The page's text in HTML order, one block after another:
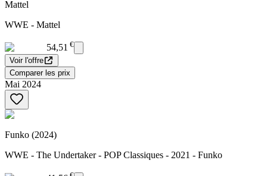
Mattel
WWE - Mattel
54,51 €
Voir l'offre
Comparer les prix
Mai 2024
Funko (2024)
WWE - The Undertaker - POP Classiques - 2021 - Funko